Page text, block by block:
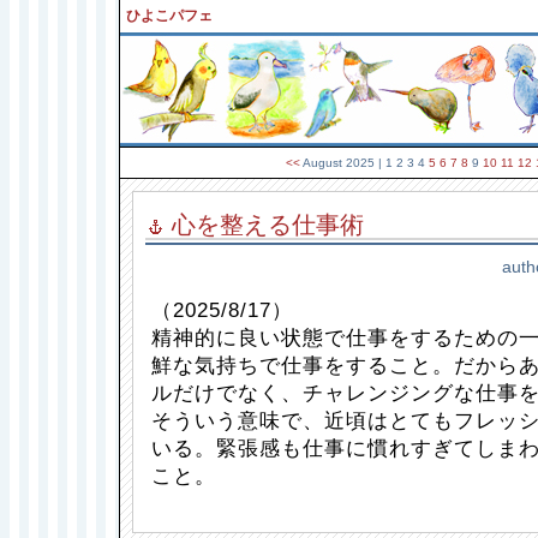
ひよこパフェ
<< August 2025 | 1 2 3 4 5 6 7 8 9 10 11 12
心を整える仕事術
（2025/8/17）
精神的に良い状態で仕事をするための
鮮な気持ちで仕事をすること。だから
ルだけでなく、チャレンジングな仕事
そういう意味で、近頃はとてもフレッ
いる。緊張感も仕事に慣れすぎてしま
こと。